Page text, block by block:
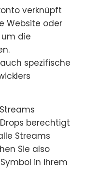
verknüpft
Website oder
um die
spezifische
berechtigt
Streams
Sie also
in ihrem